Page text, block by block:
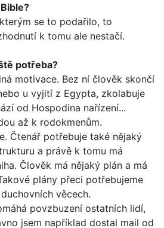
se to podařilo, to
k tomu ale nestačí.
potřeba?
motivace. Bez ní člověk skončí
u vyjití z Egypta, zkolabuje
od Hospodina nařízení...
až k rodokmenům.
Čtenář potřebuje také nějaký
a právě k tomu má
Člověk má nějaký plán a má
plány přeci potřebujeme
věcech.
povzbuzení ostatních lidí,
jsem například dostal mail od